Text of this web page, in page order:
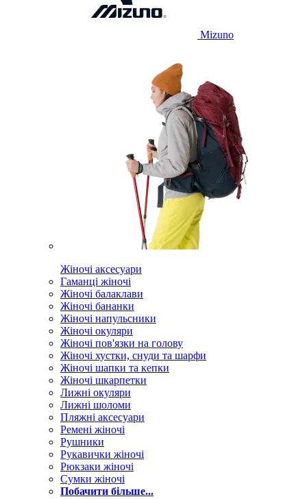
Mizuno
Жіночі аксесуари
Гаманці жіночі
Жіночі балаклави
Жіночі бананки
Жіночі напульсники
Жіночі окуляри
Жіночі пов'язки на голову
Жіночі хустки, снуди та шарфи
Жіночі шапки та кепки
Жіночі шкарпетки
Лижні окуляри
Лижні шоломи
Пляжні аксесуари
Ремені жіночі
Рушники
Рукавички жіночі
Рюкзаки жіночі
Сумки жіночі
Побачити більше...